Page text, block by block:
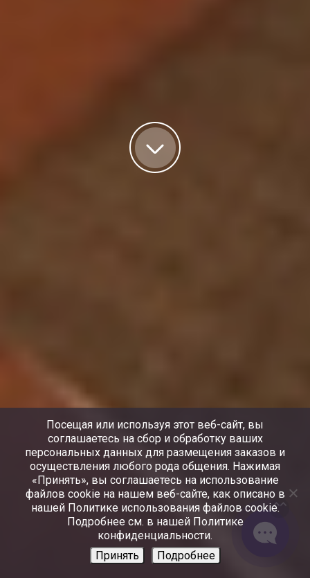
Посещая или используя этот веб-сайт, вы
соглашаетесь на сбор и обработку ваших
персональных данных для размещения заказов и
осуществления любого рода общения. Нажимая
«Принять», вы соглашаетесь на использование
файлов cookie на нашем веб-сайте, как описано в
нашей Политике использования файлов cookie.
Подробнее см. в нашей Политике
конфиденциальности.
Принять
Подробнее